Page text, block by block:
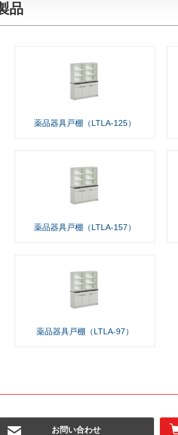
品
薬品器具戸棚（LTLA-125）
薬品器具戸棚（LTLA-157）
薬品器具戸棚（LTLA-97）
お問い合わせ